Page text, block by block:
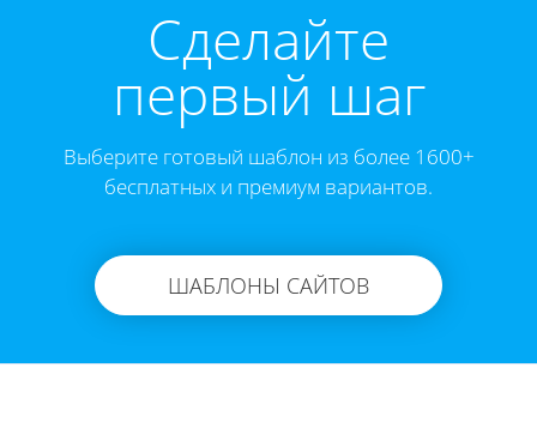
Cделайте
первый шаг
Выберите готовый шаблон из более 1600+
бесплатных и премиум вариантов.
ШАБЛОНЫ САЙТОВ